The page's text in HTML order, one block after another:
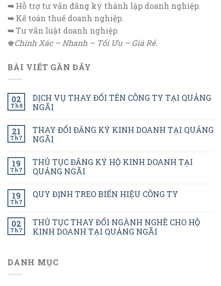
➥Hỗ trợ tư vấn đăng ký thành lập doanh nghiệp.
➥Kế toán thuế doanh nghiệp.
➥Tư vấn luật doanh nghiệp.
♚Chính Xác – Nhanh – Tối Ưu – Giá Rẻ.
BÀI VIẾT GẦN ĐÂY
02
Th8
DỊCH VỤ THAY ĐỔI TÊN CÔNG TY TẠI QUẢNG
NGÃI
21
Th7
THAY ĐỔI ĐĂNG KÝ KINH DOANH TẠI QUẢNG
NGÃI
19
Th7
THỦ TỤC ĐĂNG KÝ HỘ KINH DOANH TẠI
QUẢNG NGÃI
19
Th7
QUY ĐỊNH TREO BIỂN HIỆU CÔNG TY
02
Th7
THỦ TỤC THAY ĐỔI NGÀNH NGHỀ CHO HỘ
KINH DOANH TẠI QUẢNG NGÃI
DANH MỤC